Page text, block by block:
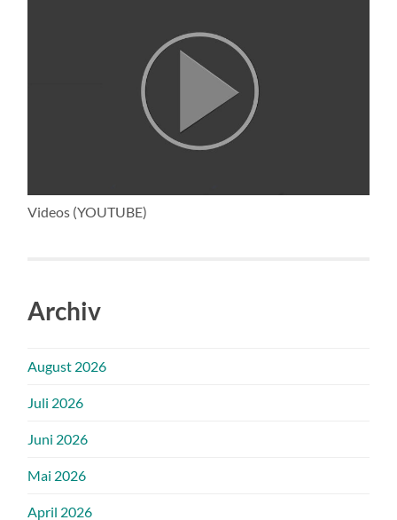
Videos (YOUTUBE)
Archiv
August 2026
Juli 2026
Juni 2026
Mai 2026
April 2026